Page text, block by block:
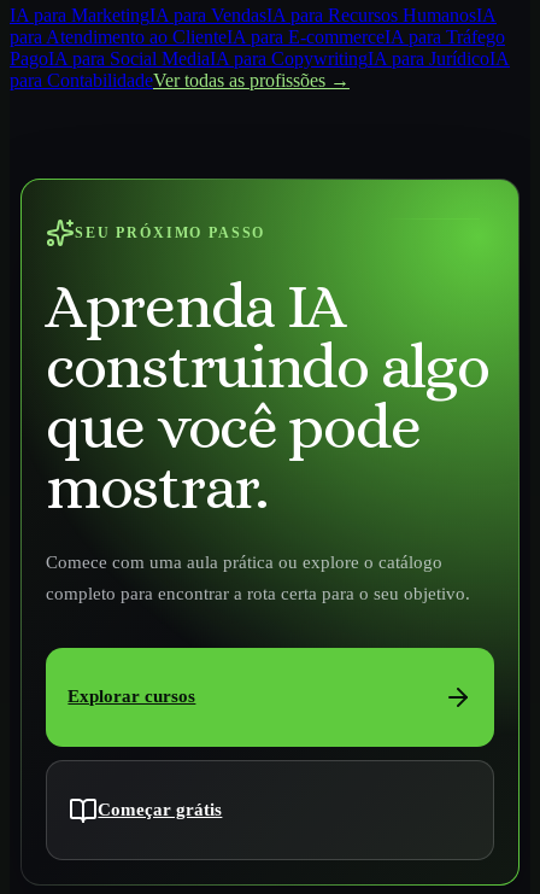
IA para MarketingIA para VendasIA para Recursos HumanosIA
para Atendimento ao ClienteIA para E-commerceIA para Tráfego
PagoIA para Social MediaIA para CopywritingIA para JurídicoIA
para ContabilidadeVer todas as profissões →
SEU PRÓXIMO PASSO
Aprenda IA
construindo algo
que você pode
mostrar.
Comece com uma aula prática ou explore o catálogo
completo para encontrar a rota certa para o seu objetivo.
Explorar cursos
Começar grátis